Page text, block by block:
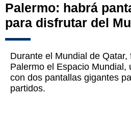
Palermo: habrá
para disfrutar del
Durante el Mundial de Qatar,
Palermo el Espacio Mundial,
con dos pantallas gigantes
partidos.